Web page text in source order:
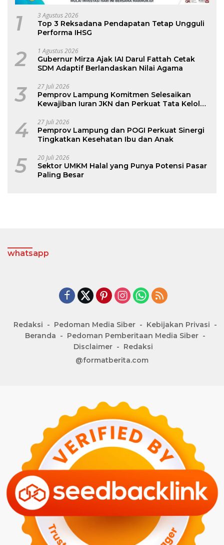
1 3 Agustus 2026
Top 3 Reksadana Pendapatan Tetap Ungguli
Performa IHSG
2 1 Agustus 2026
Gubernur Mirza Ajak IAI Darul Fattah Cetak
SDM Adaptif Berlandaskan Nilai Agama
3 27 Juli 2026
Pemprov Lampung Komitmen Selesaikan
Kewajiban Iuran JKN dan Perkuat Tata Kelola
4 27 Juli 2026
Pemprov Lampung dan POGI Perkuat Sinergi
Tingkatkan Kesehatan Ibu dan Anak
5 20 Juli 2026
Sektor UMKM Halal yang Punya Potensi Pasar
Paling Besar
whatsapp
Redaksi Pedoman Media Siber
Kebijakan Privasi
Beranda
Pedoman Pemberitaan Media Siber
Disclaimer
Redaksi
@formatberita.com